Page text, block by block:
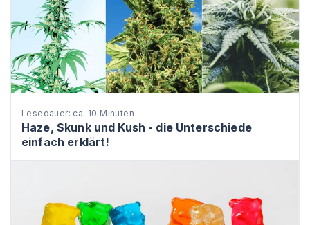
Lesedauer: ca. 10 Minuten
Haze, Skunk und Kush - die Unterschiede
einfach erklärt!